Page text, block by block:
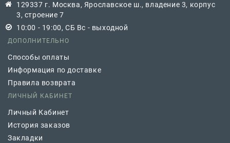
129337 г. Москва, Ярославское ш., владение 3, корпус
3, строение 7
10:00 - 19:00, СБ Вс - выходной
ДОПОЛНИТЕЛЬНО
Способы оплаты
Информация по доставке
Правила возврата
ЛИЧНЫЙ КАБИНЕТ
Личный Кабинет
История заказов
Закладки